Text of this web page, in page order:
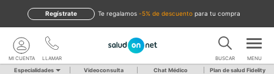
te regalamos -5% de descuento para tu compra
Regístrate
LLAMAR
MI CUENTA BUSCAR MENU
Especialidades Videoconsulta Chat Médico Plan de salud Fidelity